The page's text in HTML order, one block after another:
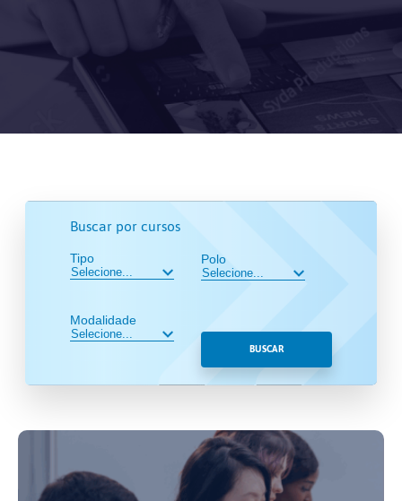
Buscar por cursos
Tipo
Modalidade
Polo
BUSCAR